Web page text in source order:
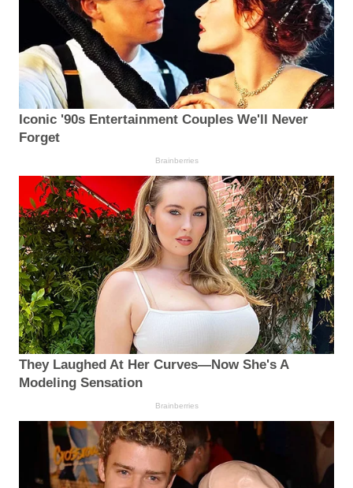
Iconic '90s Entertainment Couples We'll Never
Forget
Brainberries
They Laughed At Her Curves—Now She's A
Modeling Sensation
Brainberries